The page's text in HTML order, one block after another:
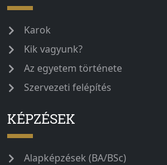
Karok
Kik vagyunk?
Az egyetem története
Szervezeti felépítés
KÉPZÉSEK
Alapképzések (BA/BSc)